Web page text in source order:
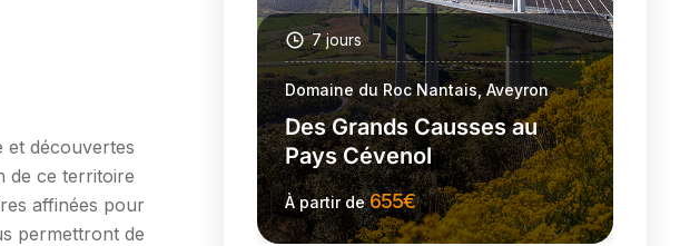
et découvertes
de ce territoire
affinées pour
permettront de
7 jours
Domaine du Roc Nantais, Aveyron
Des Grands Causses au
Pays Cévenol
À partir de 655€